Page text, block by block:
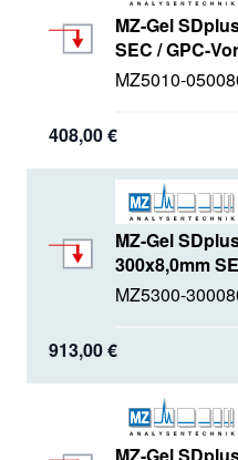
MZ-Gel
SEC / GPC-
MZ5010-
408,00 €
MZ-Gel
300x8,0mm
MZ5300-
913,00 €